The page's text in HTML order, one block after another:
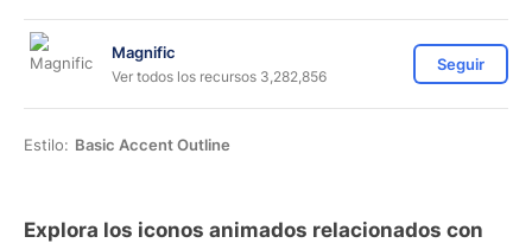
Magnific
Ver todos los recursos 3,282,856
Seguir
Estilo: Basic Accent Outline
Explora los iconos animados relacionados con